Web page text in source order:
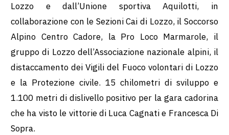
Lozzo e dall’Unione sportiva Aquilotti, in
collaborazione con le Sezioni Cai di Lozzo, il Soccorso
Alpino Centro Cadore, la Pro Loco Marmarole, il
gruppo di Lozzo dell’Associazione nazionale alpini, il
distaccamento dei Vigili del Fuoco volontari di Lozzo
e la Protezione civile. 15 chilometri di sviluppo e
1.100 metri di dislivello positivo per la gara cadorina
che ha visto le vittorie di Luca Cagnati e Francesca Di
Sopra.